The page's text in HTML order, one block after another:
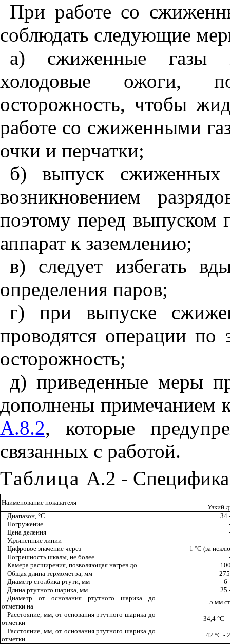
При работе со
соблюдать следующие
а) сжиженные газы
холодовые ожоги,
осторожность, чтобы
работе со сжиженными
очки и перчатки;
б) выпуск сжиженных
возникновением
поэтому перед выпуском
аппарат к заземлению;
в) следует избегать
определения паров;
г) при выпуске
проводятся операции по
осторожность;
д) приведенные меры
дополнены примечанием
А.8.2, которые
связанных с работой.
Таблица А.2 -
Наименование показателя
Узкий
Диапазон, °С
34
Погружение
Цена деления
Удлиненные линии
Цифровое значение через
1 °С (за
Погрешность шкалы, не более
Камера расширения, позволяющая нагрев до
Общая длина термометра,мм
Диаметр столбика ртути,мм
6
Длина ртутного шарика,мм
25
Диаметр от основания ртутного шарика до
отметки на
5 мм
Расстояние, мм, от основания ртутного шарика до
отметки
34,4 °С -
Расстояние, мм, от основания ртутного шарика до
отметки
42 °С -